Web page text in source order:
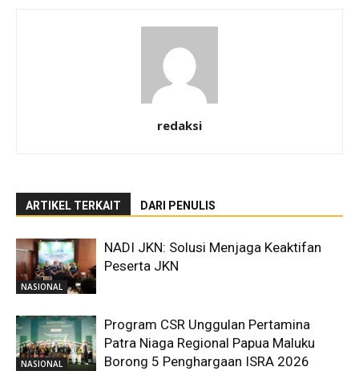
redaksi
ARTIKEL TERKAIT DARI PENULIS
NASIONAL
NADI JKN: Solusi Menjaga Keaktifan
Peserta JKN
NASIONAL
Program CSR Unggulan Pertamina
Patra Niaga Regional Papua Maluku
Borong 5 Penghargaan ISRA 2026